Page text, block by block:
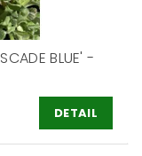
BLUE' -
DETAIL